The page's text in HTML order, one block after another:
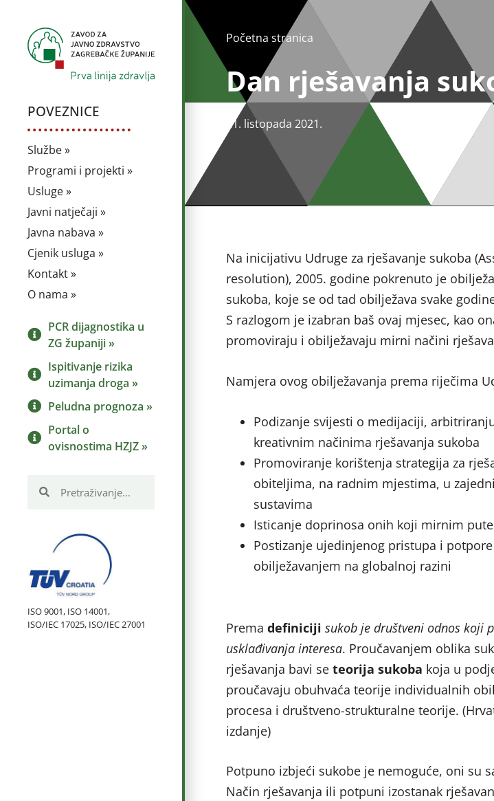
POVEZNICE
Službe »
Programi i projekti »
Usluge »
Javni natječaji »
Javna nabava »
Cjenik usluga »
Kontakt »
O nama »
PCR dijagnostika u
ZG županiji »
Ispitivanje rizika
uzimanja droga »
Peludna prognoza »
Portal o
ovisnostima HZJZ »
ISO 9001, ISO 14001,
ISO/IEC 17025, ISO/IEC 27001
Početna stranica
Dan rješavanja
21. listopada 2021.
Na inicijativu Udruge za rješavanje sukoba
resolution), 2005. godine pokrenuto je
sukoba, koje se od tad obilježava svake
S razlogom je izabran baš ovaj mjesec, kao
promoviraju i obilježavaju mirni načini
Namjera ovog obilježavanja prema riječima
Podizanje svijesti o medijaciji,
kreativnim načinima rješavanja sukoba
Promoviranje korištenja strategija za
obiteljima, na radnim mjestima, u
sustavima
Isticanje doprinosa onih koji mirnim
Postizanje ujedinjenog pristupa i
obilježavanjem na globalnoj razini
Prema definiciji sukob je društveni odnos koji
usklađivanja interesa. Proučavanjem oblika
rješavanja bavi se teorija sukoba koja u
proučavaju obuhvaća teorije individualnih
procesa i društveno-strukturalne teorije.
izdanje)
Potpuno izbjeći sukobe je nemoguće, oni su
Način rješavanja ili potpuni izostanak